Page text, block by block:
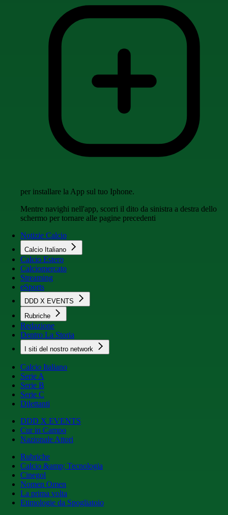
per installare la App sul tuo Iphone.
Mentre navighi nell'app, scorri il dito da sinistra a destra dello
schermo per tornare alle pagine precedenti
Notizie Calcio
Calcio Italiano
Calcio Estero
Calciomercato
Streaming
eSports
DDD X EVENTS
Rubriche
Redazione
Dentro La Storia
I siti del nostro network
Calcio Italiano
Serie A
Serie B
Serie C
Dilettanti
DDD X EVENTS
Cur in Campo
Nazionale Attori
Rubriche
Calcio &amp; Tecnologia
Cinegol
Nomen Omen
La prima volta
Etimologie da Spogliatoio